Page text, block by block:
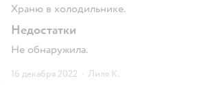
Храню в холодильнике.
Недостатки
Не обнаружила.
16 декабря 2022 · Лиля К.